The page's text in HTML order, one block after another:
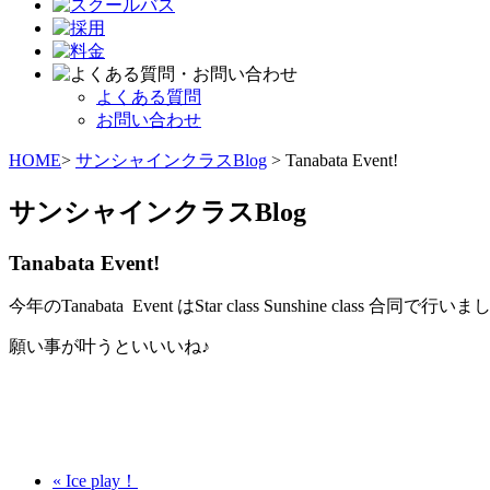
よくある質問
お問い合わせ
HOME> サンシャインクラスBlog > Tanabata Event!
サンシャインクラスBlog
Tanabata Event!
今年のTanabata Event はStar class Sunshine class 合同で行いま
願い事が叶うといいいね♪
« Ice play！